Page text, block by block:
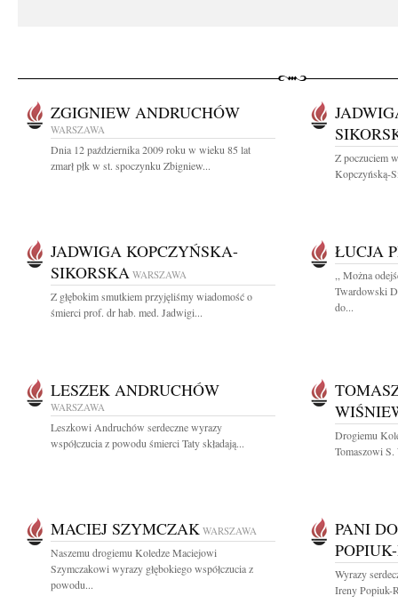
ZGIGNIEW ANDRUCHÓW
WARSZAWA
Dnia 12 października 2009 roku w wieku 85 lat
zmarł płk w st. spoczynku Zbigniew...
Z poczuciem
Kopczyńską-
JADWIGA KOPCZYŃSKA-
SIKORSKA WARSZAWA
Z głębokim smutkiem przyjęliśmy wiadomość o
śmierci prof. dr hab. med. Jadwigi...
ŁUCJA
,, Można
Twardowski
do...
LESZEK ANDRUCHÓW
WARSZAWA
Leszkowi Andruchów serdeczne wyrazy
współczucia z powodu śmierci Taty składają...
Drogiemu
Tomaszowi
MACIEJ SZYMCZAK WARSZAWA
Naszemu drogiemu Koledze Maciejowi
Szymczakowi wyrazy głębokiego współczucia z
powodu...
PANI
Wyrazy
Ireny Popiuk-